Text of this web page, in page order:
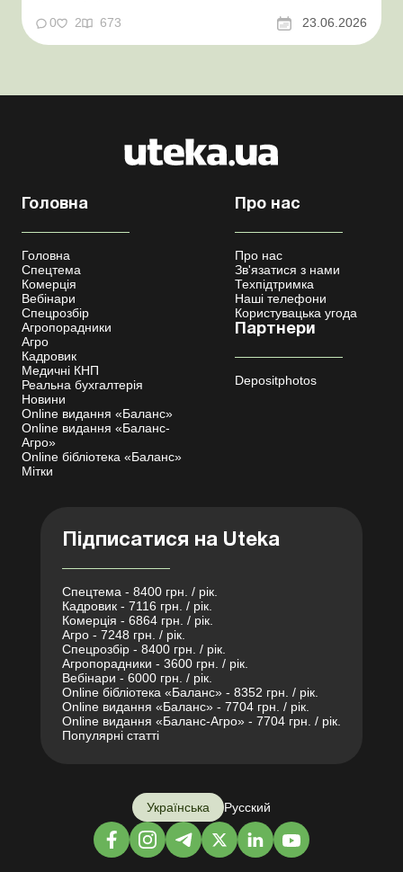
нормативне обґрунтування. Проблемні витрати:
податкові ризики та судова практика Здавалось би, у
цьому питанні неоднозначності бути не може. Однак,
0 2 673 23.06.2026
Головна
Головна
Спецтема
Комерція
Вебінари
Спецрозбір
Агропорадники
Агро
Кадровик
Медичні КНП
Реальна бухгалтерія
Новини
Online видання «Баланс»
Online видання «Баланс-
Агро»
Online бібліотека «Баланс»
Мітки
Про нас
Про нас
Зв'язатися з нами
Техпідтримка
Наші телефони
Користувацька угода
Партнери
Depositphotos
Підписатися на Uteka
Спецтема - 8400 грн. / рік.
Кадровик - 7116 грн. / рік.
Комерція - 6864 грн. / рік.
Агро - 7248 грн. / рік.
Спецрозбір - 8400 грн. / рік.
Агропорадники - 3600 грн. / рік.
Вебінари - 6000 грн. / рік.
Online бібліотека «Баланс» - 8352 грн. / рік.
Online видання «Баланс» - 7704 грн. / рік.
Online видання «Баланс-Агро» - 7704 грн. / рік.
Популярні статті
Українська Русский